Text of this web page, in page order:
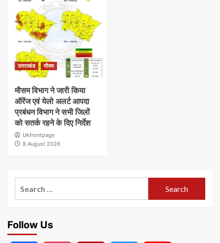
उत्तराखंड मौसम
मौसम विभाग ने जारी किया
ऑरेंज एवं येलो अलर्ट आपदा
प्रबंधन विभाग ने सभी जिलों
को सतर्क रहने के दिए निर्देश
Ukfrontpage
8 August 2026
Follow Us